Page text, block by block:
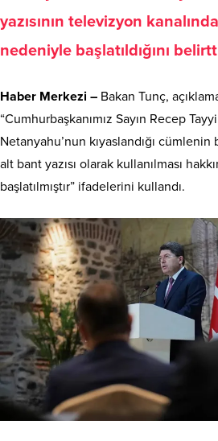
yazısının televizyon
nedeniyle başlatıldığını
Haber Merkezi – Bakan Tunç,
“Cumhurbaşkanımız Sayın Recep
Netanyahu’nun kıyaslandığı
alt bant yazısı olarak kullanılması
başlatılmıştır” ifadelerini kullandı.